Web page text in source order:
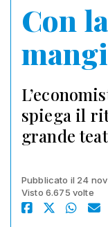
Con
spiega il
grande
Pubblicato il 24 nov
Visto 6.675 volte